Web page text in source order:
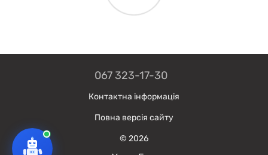
067 323-17-30
Контактна інформація
Повна версія сайту
© 2026